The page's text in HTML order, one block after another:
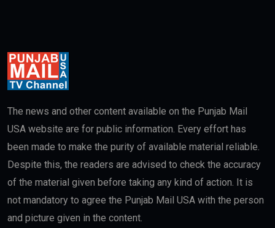
The news and other content available on the Punjab Mail
USA website are for public information. Every effort has
been made to make the purity of available material reliable.
Despite this, the readers are advised to check the accuracy
of the material given before taking any kind of action. It is
not mandatory to agree the Punjab Mail USA with the person
and picture given in the content.